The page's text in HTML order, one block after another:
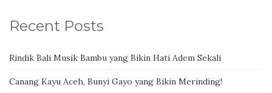
Recent Posts
Rindik Bali Musik Bambu yang Bikin Hati Adem Sekali
Canang Kayu Aceh, Bunyi Gayo yang Bikin Merinding!